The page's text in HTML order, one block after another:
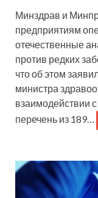
Минздрав и
предприятиям
отечественные
против редких
что об этом
министра
взаимодействии
перечень из 189…